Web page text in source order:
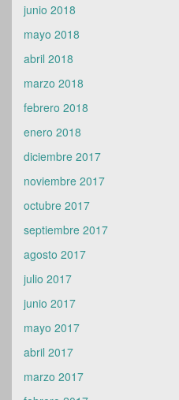
junio 2018
mayo 2018
abril 2018
marzo 2018
febrero 2018
enero 2018
diciembre 2017
noviembre 2017
octubre 2017
septiembre 2017
agosto 2017
julio 2017
junio 2017
mayo 2017
abril 2017
marzo 2017